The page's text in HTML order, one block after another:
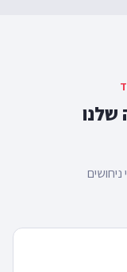
שלנו